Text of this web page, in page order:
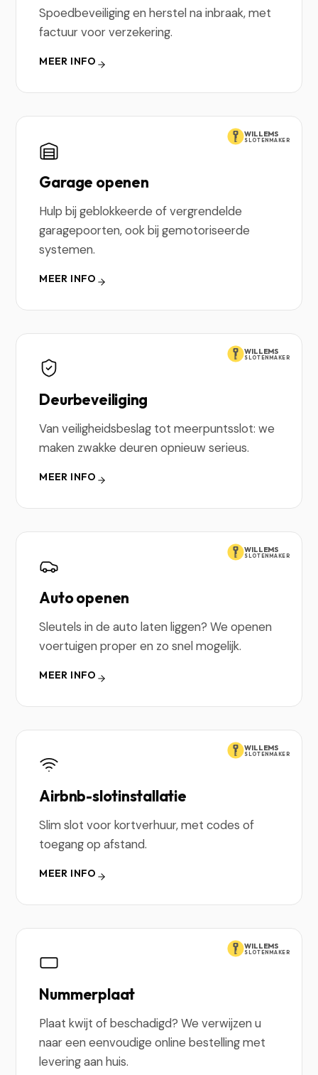
Spoedbeveiliging en herstel na inbraak, met
factuur voor verzekering.
MEER INFO
WILLEMS
SLOTENMAKER
Garage openen
Hulp bij geblokkeerde of vergrendelde
garagepoorten, ook bij gemotoriseerde
systemen.
MEER INFO
WILLEMS
SLOTENMAKER
Deurbeveiliging
Van veiligheidsbeslag tot meerpuntsslot: we
maken zwakke deuren opnieuw serieus.
MEER INFO
WILLEMS
SLOTENMAKER
Auto openen
Sleutels in de auto laten liggen? We openen
voertuigen proper en zo snel mogelijk.
MEER INFO
WILLEMS
SLOTENMAKER
Airbnb-slotinstallatie
Slim slot voor kortverhuur, met codes of
toegang op afstand.
MEER INFO
WILLEMS
SLOTENMAKER
Nummerplaat
Plaat kwijt of beschadigd? We verwijzen u
naar een eenvoudige online bestelling met
levering aan huis.